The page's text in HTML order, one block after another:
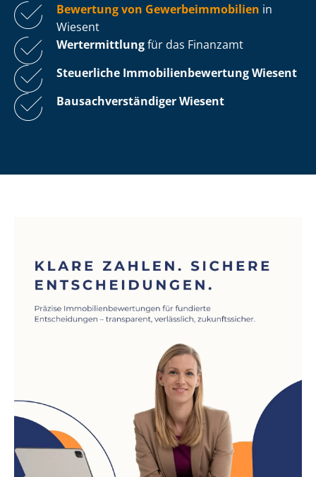
Bewertung von Ge­wer­be­im­mo­bi­li­en in
Wiesent
Wertermittlungfür das Finanzamt
Steuerliche Im­mo­bi­li­en­be­wer­tungWiesent
Bau­sach­ver­stän­di­ger Wiesent